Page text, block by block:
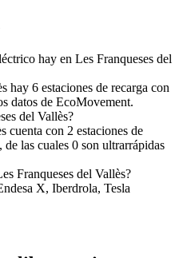
hay en Les Franqueses del
hay 6 estaciones de recarga con
datos de EcoMovement.
del Vallès?
cuenta con 2 estaciones de
las cuales 0 son ultrarrápidas
Franqueses del Vallès?
X, Iberdrola, Tesla